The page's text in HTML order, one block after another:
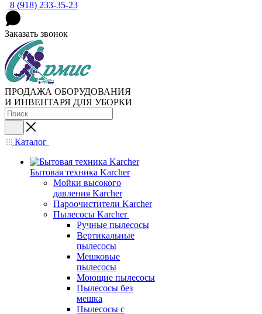
8 (918) 233-35-23
Заказать звонок
ПРОДАЖА ОБОРУДОВАНИЯ
И ИНВЕНТАРЯ ДЛЯ УБОРКИ
Каталог
Бытовая техника Karcher
Мойки высокого
давления Karcher
Пароочистители Karcher
Пылесосы Karcher
Ручные пылесосы
Вертикальные
пылесосы
Мешковые
пылесосы
Моющие пылесосы
Пылесосы без
мешка
Пылесосы с